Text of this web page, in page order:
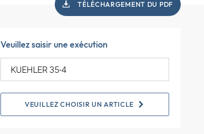
TÉLÉCHARGEMENT DU PDF
Veuillez saisir une exécution
VEUILLEZ CHOISIR UN ARTICLE